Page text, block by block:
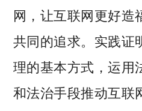
网，让互联网更好造
共同的追求。实践证
理的基本方式，运用
和法治手段推动互联